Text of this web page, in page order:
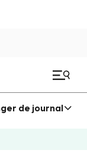
de journal